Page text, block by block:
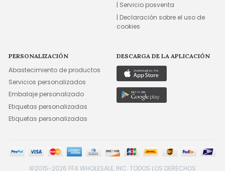
| Servicio posventa
| Declaración sobre el uso de
cookies
PERSONALIZACIÓN
Abastecimiento de productos
Servicios personalizados
Embalaje personalizado
Etiquetas personalizadas
Etiquetas personalizadas
DESCARGA DE LA APLICACIÓN
©2015-2026 FFA WHOLESALE, INC. TODOS LOS DERECHOS